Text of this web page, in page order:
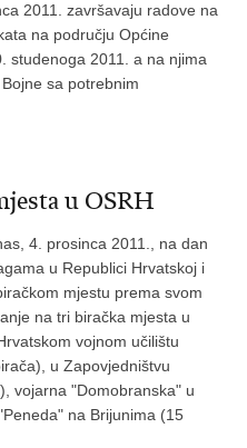
2011. završavaju radove na
na području Općine
studenoga 2011. a na njima
sa potrebnim
u OSRH
4. prosinca 2011., na dan
u Republici Hrvatskoj i
mjestu prema svom
na tri biračka mjesta u
vojnom učilištu
u Zapovjedništvu
vojarna "Domobranska" u
na Brijunima (15